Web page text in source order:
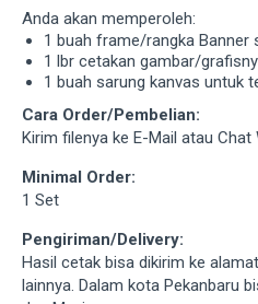
Anda akan memperoleh:
1 buah frame/rangka Banner
1 lbr cetakan gambar/
1 buah sarung kanvas untuk
Cara Order/Pembelian:
Kirim filenya ke E-Mail atau Chat
Minimal Order:
1 Set
Pengiriman/Delivery:
Hasil cetak bisa dikirim ke
lainnya. Dalam kota Pekanbaru